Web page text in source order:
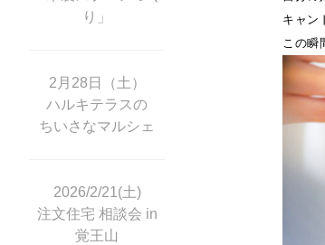
キャン
この瞬
り」
2月28日（土）
ハルキテラスの
ちいさなマルシェ
2026/2/21(土)
注文住宅 相談会 in
覚王山